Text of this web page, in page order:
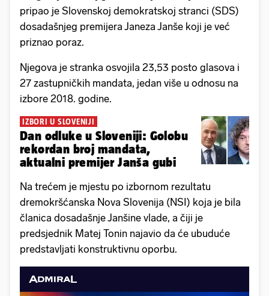
pripao je Slovenskoj demokratskoj stranci (SDS)
dosadašnjeg premijera Janeza Janše koji je već
priznao poraz.
Njegova je stranka osvojila 23,53 posto glasova i
27 zastupničkih mandata, jedan više u odnosu na
izbore 2018. godine.
IZBORI U SLOVENIJI
Dan odluke u Sloveniji: Golobu
rekordan broj mandata,
aktualni premijer Janša gubi
Na trećem je mjestu po izbornom rezultatu
dremokršćanska Nova Slovenija (NSI) koja je bila
članica dosadašnje Janšine vlade, a čiji je
predsjednik Matej Tonin najavio da će ubuduće
predstavljati konstruktivnu oporbu.